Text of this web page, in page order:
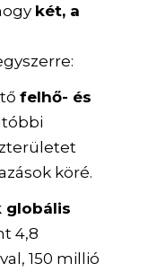
két, a
felhő- és
köré.
globális
4,8
150 millió